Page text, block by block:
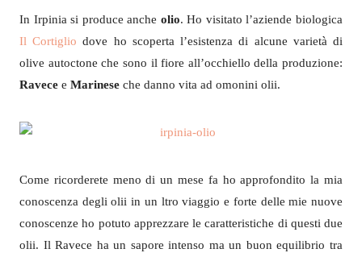
In Irpinia si produce anche olio. Ho visitato l’aziende biologica
Il Cortiglio dove ho scoperta l’esistenza di alcune varietà di
olive autoctone che sono il fiore all’occhiello della produzione:
Ravece e Marinese che danno vita ad omonini olii.
Come ricorderete meno di un mese fa ho approfondito la mia
conoscenza degli olii in un ltro viaggio e forte delle mie nuove
conoscenze ho potuto apprezzare le caratteristiche di questi due
olii. Il Ravece ha un sapore intenso ma un buon equilibrio tra